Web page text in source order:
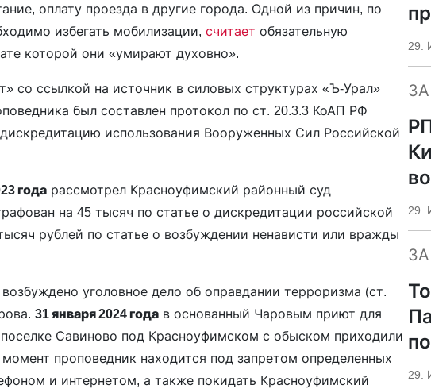
оплату проезда в другие города. Одной из причин, по
избегать мобилизации, считает обязательную
которой они «умирают духовно».
со ссылкой на источник в силовых структурах «Ъ-Урал»
был составлен протокол по ст. 20.3.3 КоАП РФ
использования Вооруженных Сил Российской
года рассмотрел Красноуфимский районный суд
на 45 тысяч по статье о дискредитации российской
рублей по статье о возбуждении ненависти или вражды
уголовное дело об оправдании терроризма (ст.
31 января 2024 года в основанный Чаровым приют для
Савиново под Красноуфимском с обыском приходили
проповедник находится под запретом определенных
и интернетом, а также покидать Красноуфимский
29.
29.
29.